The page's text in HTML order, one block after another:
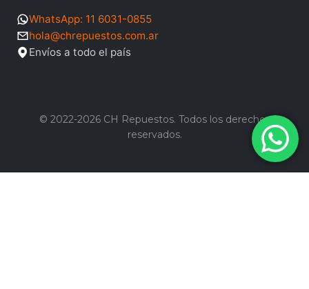
WhatsApp: 11 6031-0855
hola@chrepuestos.com.ar
Envíos a todo el país
© 2022-2026 CH Repuestos. Todos los derechos
reservados.